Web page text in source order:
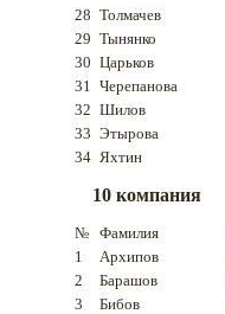
28 Толмачев
29 Тынянко
30 Царьков
31 Черепанова
32 Шилов
33 Этырова
34 Яхтин
10 компания
№ Фамилия
1
Архипов
2
Барашов
3
Бибов